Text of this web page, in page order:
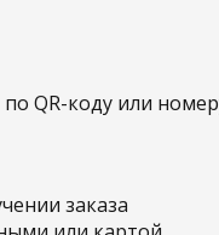
QR-коду или
заказа